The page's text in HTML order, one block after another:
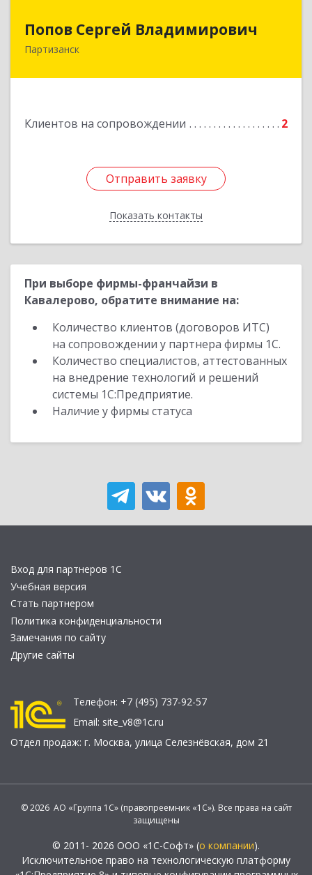
Попов Сергей Владимирович
Партизанск
Клиентов на сопровождении 2
Отправить заявку
Показать контакты
Попов Сергей Владимирович
692922, Приморский край, г. Находка, ул.
Отправить заявку
Назад
При выборе фирмы-франчайзи в
Кавалерово, обратите внимание на:
Количество клиентов (договоров ИТС)
на сопровождении у партнера фирмы 1С.
Количество специалистов, аттестованных
на внедрение технологий и решений
системы 1С:Предприятие.
Наличие у фирмы статуса
Вход для партнеров 1С
Учебная версия
Стать партнером
Политика конфиденциальности
Замечания по сайту
Другие сайты
Телефон: +7 (495) 737-92-57
Email: site_v8@1c.ru
Отдел продаж: г. Москва, улица Селезнёвская, дом 21
© 2026 АО «Группа 1С» (правопреемник «1С»). Все права на сайт
защищены
© 2011- 2026 ООО «1С-Софт» (о компании).
Исключительное право на технологическую платформу